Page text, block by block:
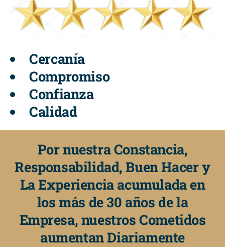
Cercanía
Compromiso
Confianza
Calidad
Por nuestra Constancia,
Responsabilidad, Buen Hacer y
La Experiencia acumulada en
los más de 30 años de la
Empresa, nuestros Cometidos
aumentan Diariamente